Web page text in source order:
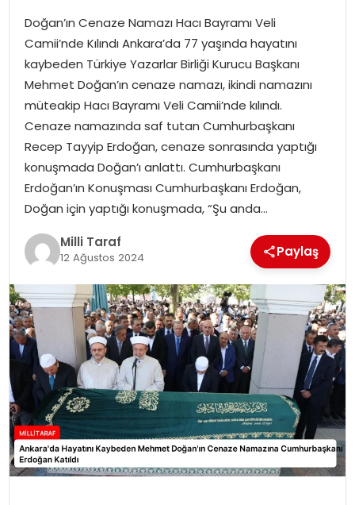
MAGAZIN
Doğan’ın Cenaze Namazı Hacı Bayramı Veli
Camii’nde Kılındı Ankara’da 77 yaşında hayatını
kaybeden Türkiye Yazarlar Birliği Kurucu Başkanı
Mehmet Doğan’ın cenaze namazı, ikindi namazını
müteakip Hacı Bayramı Veli Camii’nde kılındı.
Cenaze namazında saf tutan Cumhurbaşkanı
Recep Tayyip Erdoğan, cenaze sonrasında yaptığı
konuşmada Doğan’ı anlattı. Cumhurbaşkanı
Erdoğan’ın Konuşması Cumhurbaşkanı Erdoğan,
Doğan için yaptığı konuşmada, “Şu anda…
Milli Taraf
12 Ağustos 2024 Paylaş